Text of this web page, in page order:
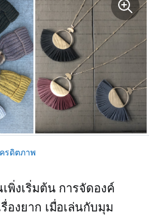
ครดิตภาพ
พิ่งเริ่มต้น การจัดองค์
องยาก เมื่อเล่นกับมุม